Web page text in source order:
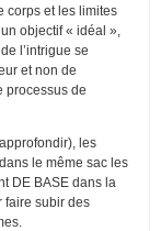
corps et les limites
objectif « idéal »,
l’intrigue se
et non de
processus de
les
le même sac les
DE BASE dans la
faire subir des